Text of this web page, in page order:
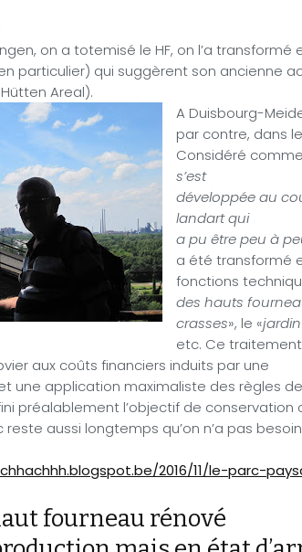
on a totemisé le HF, on l’a transformé
particulier) qui suggèrent son ancienne
Areal).
A Duisbourg-
par contre, dans
Considéré
s’est
développée au
landart qui
a pu être peu à
a été transformé
fonctions
des hauts
crasses», le «
etc. Ce
aux coûts financiers induits par une
une application maximaliste des règles
préalablement l’objectif de conservation
aussi longtemps qu’on n’a pas
2016/11/le-parc-
fourneau rénové